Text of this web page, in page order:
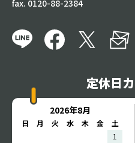
fax. 0120-88-2384
定休日
2026年8月
日 月 火 水 木 金
土
1